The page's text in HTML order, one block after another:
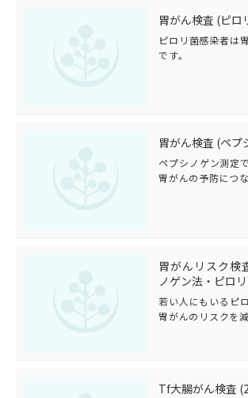
胃がん検査 (ピロ
ピロリ菌感染者は
です。
胃がん検査 (ペプ
ペプシノゲン測定
胃がんの予防につ
胃がんリスク検
ノゲン法・ピロ
若い人にもいるピ
胃がんのリスクを
Tf大腸がん検査